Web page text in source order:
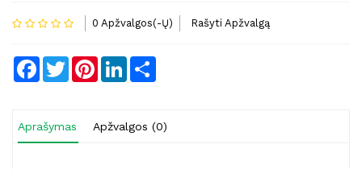
0 Apžvalgos(-Ų) Rašyti Apžvalgą
Facebook
TwitterPinterestLinkedIn
Aprašymas Apžvalgos (0)